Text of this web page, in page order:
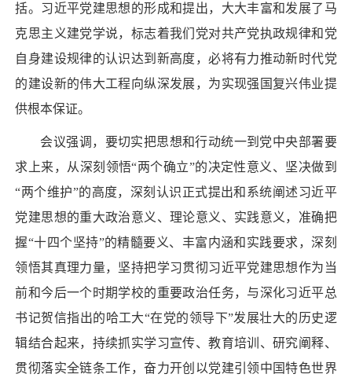
括。习近平党建思想的形成和提出，大大丰富和发展了马
克思主义建党学说，标志着我们党对共产党执政规律和党
自身建设规律的认识达到新高度，必将有力推动新时代党
的建设新的伟大工程向纵深发展，为实现强国复兴伟业提
供根本保证。
会议强调，要切实把思想和行动统一到党中央部署要
求上来，从深刻领悟“两个确立”的决定性意义、坚决做到
“两个维护”的高度，深刻认识正式提出和系统阐述习近平
党建思想的重大政治意义、理论意义、实践意义，准确把
握“十四个坚持”的精髓要义、丰富内涵和实践要求，深刻
领悟其真理力量，坚持把学习贯彻习近平党建思想作为当
前和今后一个时期学校的重要政治任务，与深化习近平总
书记贺信指出的哈工大“在党的领导下”发展壮大的历史逻
辑结合起来，持续抓实学习宣传、教育培训、研究阐释、
贯彻落实全链条工作，奋力开创以党建引领中国特色世界